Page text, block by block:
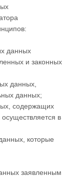
данных
и законных
данных,
данных;
содержащих
в
которые
заявленным